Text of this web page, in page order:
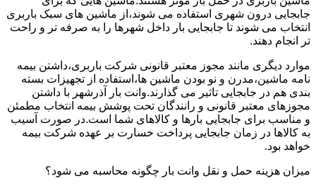
جابجایی درون شهری استفاده می شوند،از ماشین های سبک باربری
انتخاب می شوند تا جابجایی بار داخل شهرها را به صرفه تر و راحت
تر انجام دهند.
موارد دیگری مانند مجوز معتبر قانونی شرکت باربری،داشتن بیمه
نامه ماشین،مدرن و نو بودن ماشین ها،استفاده از تجهیزات بسته
بندی هم در جابجایی تاثیر می گذارند.وانت بار آذرشهر با داشتن
مجوزهای معتبر قانونی و رانندگان تحت پوشش بیمه انتخاب مطمئن
و مناسب برای جابجایی بارها و کالاهای شما است.در صورت آسیب
به کالاها در زمان جابجایی پرداخت خسارت بر عهده شرکت بیمه
خواهد بود.
میزان هزینه حمل و نقل وانت بار چگونه محاسبه می شود؟